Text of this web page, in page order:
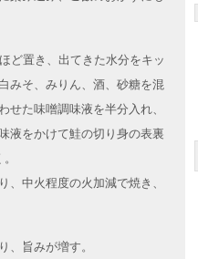
ど置き、出てきた水分をキッ
みそ、みりん、酒、砂糖を混
せた味噌調味液を半分入れ、
液をかけて鮭の切り身の表裏
、中火程度の火加減で焼き、
、旨みが増す。